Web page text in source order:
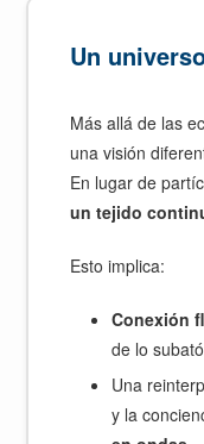
Un
Más allá de las
una visión
En lugar de
un tejido
Esto implica:
Conexión
de lo
Una
y la